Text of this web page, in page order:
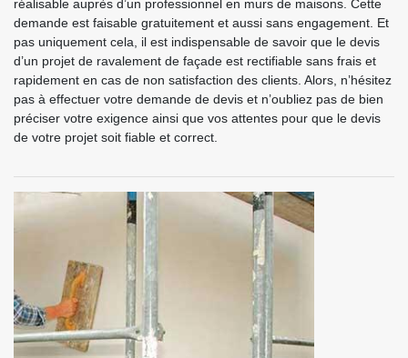
réalisable auprès d’un professionnel en murs de maisons. Cette
demande est faisable gratuitement et aussi sans engagement. Et
pas uniquement cela, il est indispensable de savoir que le devis
d’un projet de ravalement de façade est rectifiable sans frais et
rapidement en cas de non satisfaction des clients. Alors, n’hésitez
pas à effectuer votre demande de devis et n’oubliez pas de bien
préciser votre exigence ainsi que vos attentes pour que le devis
de votre projet soit fiable et correct.